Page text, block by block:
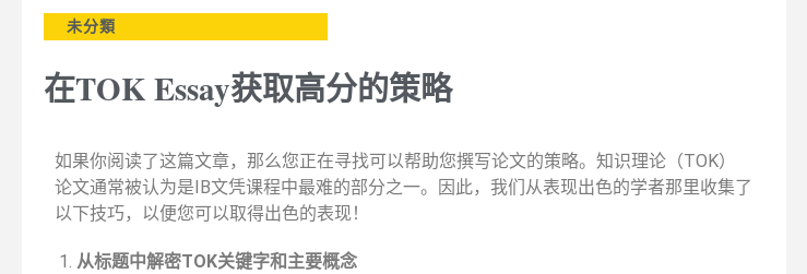
未分類
在TOK Essay获取高分的策略
如果你阅读了这篇文章，那么您正在寻找可以帮助您撰写论文的策略。知识理论（TOK）
论文通常被认为是IB文凭课程中最难的部分之一。因此，我们从表现出色的学者那里收集了
以下技巧，以便您可以取得出色的表现！
从标题中解密TOK关键字和主要概念